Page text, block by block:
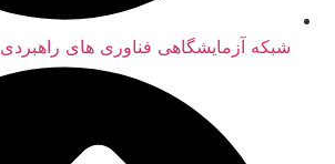
شبکه آزمایشگاهی فناوری های راهبردی